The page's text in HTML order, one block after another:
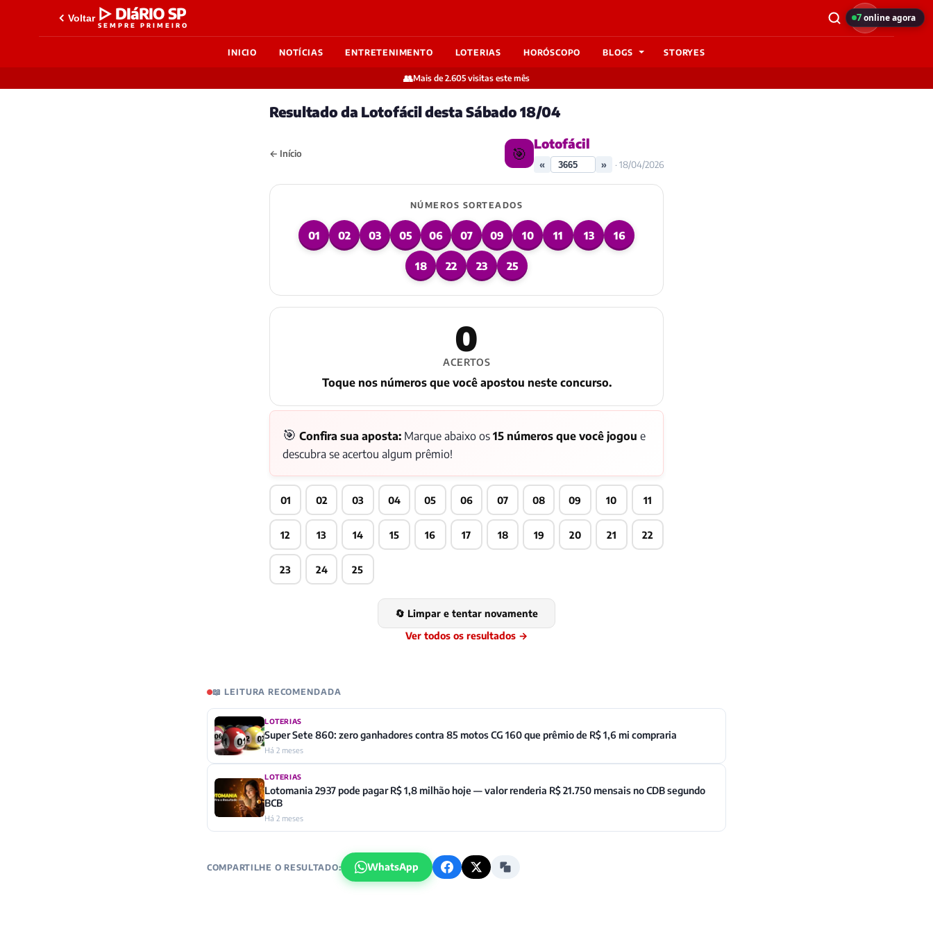
Voltar ▷ DIáRIO SP
SEMPRE PRIMEIRO
INICIO NOTÍCIAS ENTRETENIMENTO LOTERIAS HORÓSCOPO BLOGS STORYES
👥Mais de 2.605 visitas este mês
Resultado da Lotofácil desta Sábado 18/04
← Início 🎯 Lotofácil
« » · 18/04/2026
NÚMEROS SORTEADOS
01 02 03 05 06 07 09 10 11 13 16
18 22 23 25
0
ACERTOS
Toque nos números que você apostou neste concurso.
🎯 Confira sua aposta: Marque abaixo os 15 números que você jogou e
descubra se acertou algum prêmio!
01 02 03 04 05 06 07 08 09 10 11
12 13 14 15 16 17 18 19 20 21 22
23 24 25
🔄 Limpar e tentar novamente
Ver todos os resultados →
📖 LEITURA RECOMENDADA
LOTERIAS
Super Sete 860: zero ganhadores contra 85 motos CG 160 que prêmio de R$ 1,6 mi compraria
Há 2 meses
LOTERIAS
Lotomania 2937 pode pagar R$ 1,8 milhão hoje — valor renderia R$ 21.750 mensais no CDB segundo
BCB
Há 2 meses
COMPARTILHE O RESULTADO: WhatsApp
7online agora